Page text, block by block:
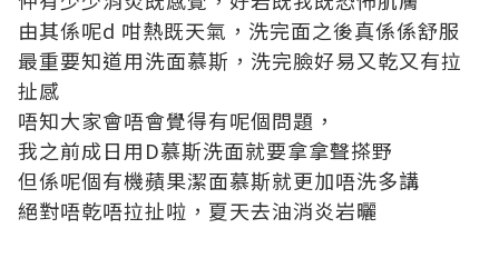
由其係呢d 咁熱既天氣，洗完面之後真係係舒服
最重要知道用洗面慕斯，洗完臉好易又乾又有拉
扯感
唔知大家會唔會覺得有呢個問題，
我之前成日用D慕斯洗面就要拿拿聲搽野
但係呢個有機蘋果潔面慕斯就更加唔洗多講
絕對唔乾唔拉扯啦，夏天去油消炎岩曬